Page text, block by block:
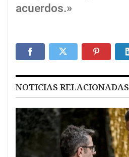
acuerdos.»
NOTICIAS RELACIONADAS